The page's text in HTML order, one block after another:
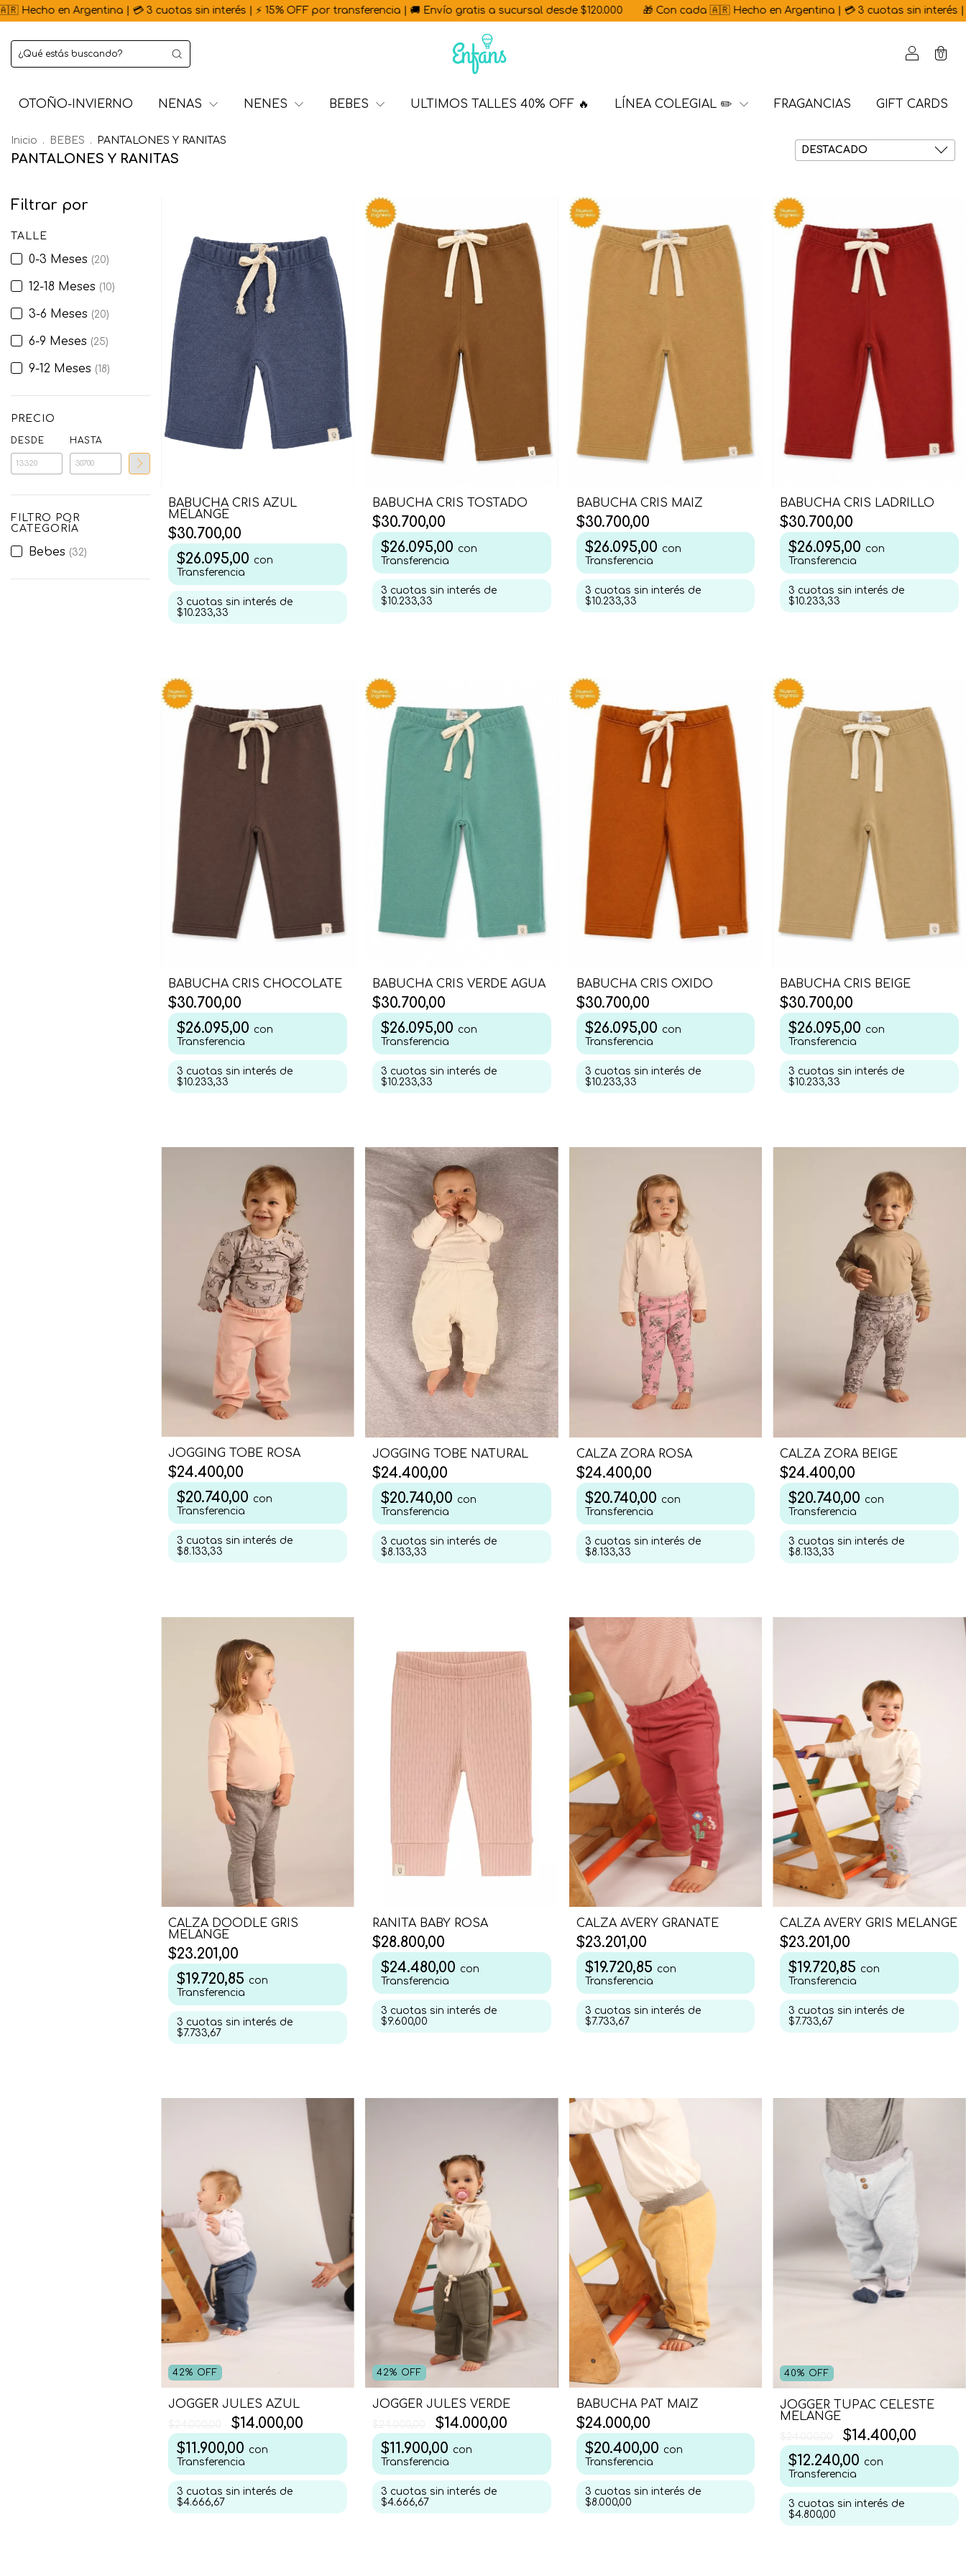
| 💳 3 cuotas sin interés | ⚡ 15% OFF por transferencia | 🚚 Envío gratis a sucursal desde $120.000 🎁 Con cada 🇦🇷 Hecho en Argentina | 💳 3 cuotas sin interés | ⚡ 15% OFF por
0
OTOÑO-INVIERNO NENAS NENES BEBES ULTIMOS TALLES 40% OFF 🔥 LÍNEA COLEGIAL ✏️ FRAGANCIAS GIFT CARDS
Inicio . BEBES . PANTALONES Y RANITAS
PANTALONES Y RANITAS
Filtrar por
TALLE
0-3 Meses (20)
12-18 Meses (10)
3-6 Meses (20)
6-9 Meses (25)
9-12 Meses (18)
PRECIO
DESDE HASTA
FILTRO POR
CATEGORÍA
Bebes (32)
BABUCHA CRIS AZUL
MELANGE
$30.700,00
$26.095,00 con
Transferencia
3 cuotas sin interés de
$10.233,33
BABUCHA CRIS TOSTADO
$30.700,00
$26.095,00 con
Transferencia
3 cuotas sin interés de
$10.233,33
BABUCHA CRIS MAIZ
$30.700,00
$26.095,00 con
Transferencia
3 cuotas sin interés de
$10.233,33
BABUCHA CRIS LADRILLO
$30.700,00
$26.095,00 con
Transferencia
3 cuotas sin interés de
$10.233,33
BABUCHA CRIS CHOCOLATE
$30.700,00
$26.095,00 con
Transferencia
3 cuotas sin interés de
$10.233,33
BABUCHA CRIS VERDE AGUA
$30.700,00
$26.095,00 con
Transferencia
3 cuotas sin interés de
$10.233,33
BABUCHA CRIS OXIDO
$30.700,00
$26.095,00 con
Transferencia
3 cuotas sin interés de
$10.233,33
BABUCHA CRIS BEIGE
$30.700,00
$26.095,00 con
Transferencia
3 cuotas sin interés de
$10.233,33
JOGGING TOBE ROSA
$24.400,00
$20.740,00 con
Transferencia
3 cuotas sin interés de
$8.133,33
JOGGING TOBE NATURAL
$24.400,00
$20.740,00 con
Transferencia
3 cuotas sin interés de
$8.133,33
CALZA ZORA ROSA
$24.400,00
$20.740,00 con
Transferencia
3 cuotas sin interés de
$8.133,33
CALZA ZORA BEIGE
$24.400,00
$20.740,00 con
Transferencia
3 cuotas sin interés de
$8.133,33
CALZA DOODLE GRIS
MELANGE
$23.201,00
$19.720,85 con
Transferencia
3 cuotas sin interés de
$7.733,67
RANITA BABY ROSA
$28.800,00
$24.480,00 con
Transferencia
3 cuotas sin interés de
$9.600,00
CALZA AVERY GRANATE
$23.201,00
$19.720,85 con
Transferencia
3 cuotas sin interés de
$7.733,67
CALZA AVERY GRIS MELANGE
$23.201,00
$19.720,85 con
Transferencia
3 cuotas sin interés de
$7.733,67
42% OFF
JOGGER JULES AZUL
$14.000,00
$11.900,00 con
Transferencia
3 cuotas sin interés de
$4.666,67
42% OFF
JOGGER JULES VERDE
$14.000,00
$11.900,00 con
Transferencia
3 cuotas sin interés de
$4.666,67
BABUCHA PAT MAIZ
$24.000,00
$20.400,00 con
Transferencia
3 cuotas sin interés de
$8.000,00
40% OFF
JOGGER TUPAC CELESTE
MELANGE
$14.400,00
$12.240,00 con
Transferencia
3 cuotas sin interés de
$4.800,00